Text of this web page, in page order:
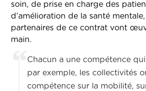
soin, de prise en charge des
d’amélioration de la santé mentale,
partenaires de ce contrat vont
main.
Chacun a une compétence
par exemple, les collectivités
compétence sur la mobilité,